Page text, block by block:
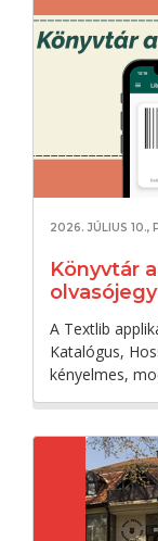
2026. JÚLIUS 10.,
Könyvtár
A Textlib
Katalógus,
kényelmes,